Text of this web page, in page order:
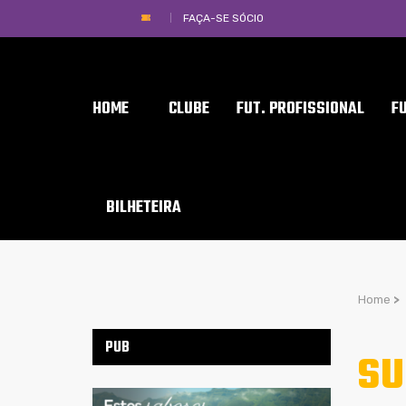
FAÇA-SE SÓCIO
HOME CLUBE FUT. PROFISSIONAL
BILHETEIRA
Home >
PUB